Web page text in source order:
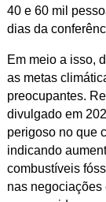
40 e 60 mil
dias da
Em meio a isso,
as metas
preocupantes.
divulgado em
perigoso no que
indicando
combustíveis
nas negociações